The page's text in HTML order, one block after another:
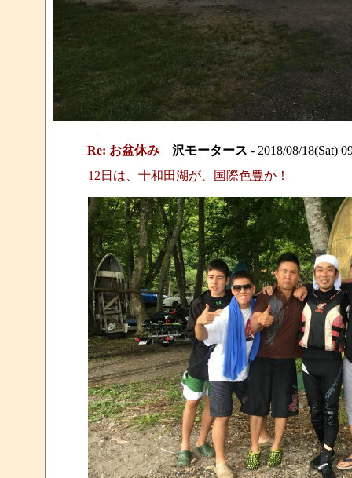
Re: お盆休み 沢モータース - 2018/08/18(Sat)
12日は、十和田湖が、国際色豊か！